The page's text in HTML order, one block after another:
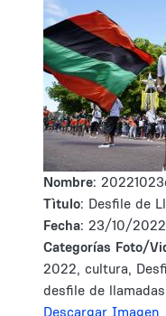
Nombre:
Tìtulo: Desfile de
Fecha: 23/10/2022
Categorías Foto/
2022, cultura,
desfile de
Descargar Imagen